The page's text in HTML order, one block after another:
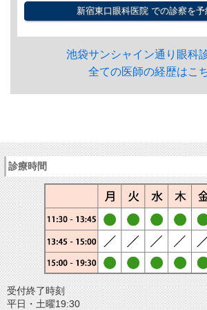
新宿東口眼科医院での診察を予
池袋サンシャイン通り眼科
全ての医師の経歴はこ
診療時間
受付終了時刻
平日・土曜19:30